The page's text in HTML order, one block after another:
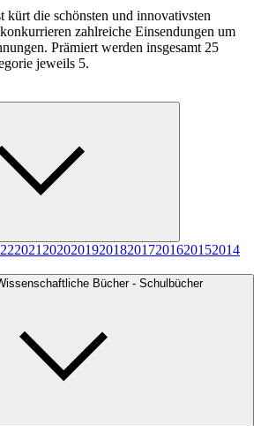
die schönsten und innovativsten
zahlreiche Einsendungen um
Prämiert werden insgesamt 25
jeweils 5.
2021 2020201920182017201620152014
Bücher - Schulbücher